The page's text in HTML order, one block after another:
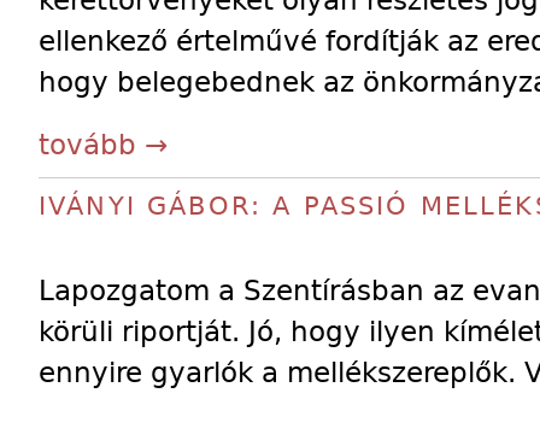
ellenkező értelművé fordítják az
hogy belegebednek az
tovább →
IVÁNYI GÁBOR: A PASSIÓ
Lapozgatom a Szentírásban az
körüli riportját. Jó, hogy ilyen
ennyire gyarlók a mellékszereplők.